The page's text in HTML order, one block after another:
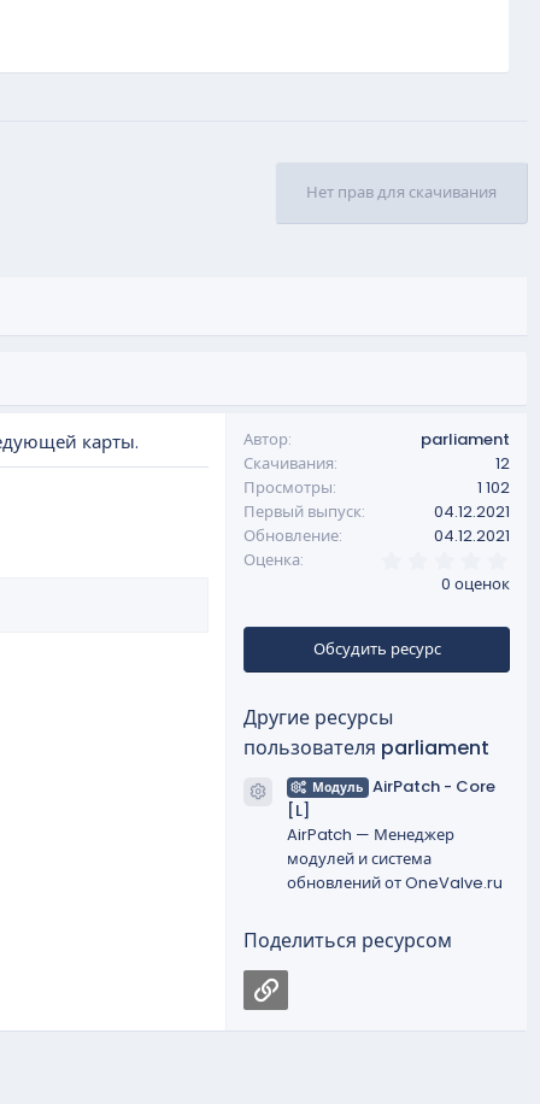
Нет прав для скачивания
карты.
Автор
parliament
Скачивания
12
Просмотры
1 102
Первый выпуск
04.12.2021
Обновление
04.12.2021
Оценка
,
0
з
ё
0 оценок
Обсудить ресурс
Другие ресурсы
пользователя parliament
Иконка ресурса
Модуль AirPatch - Core
[L]
AirPatch — Менеджер
модулей и система
обновлений от OneValve.ru
Поделиться ресурсом